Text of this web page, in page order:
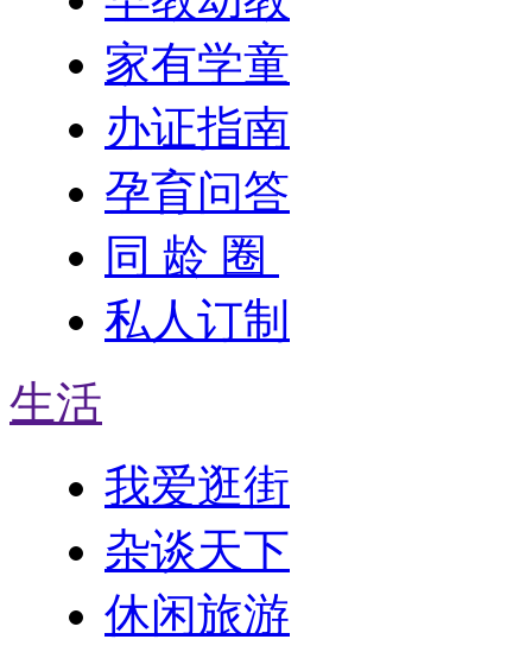
家有学童
办证指南
孕育问答
同 龄 圈
私人订制
生活
我爱逛街
杂谈天下
休闲旅游